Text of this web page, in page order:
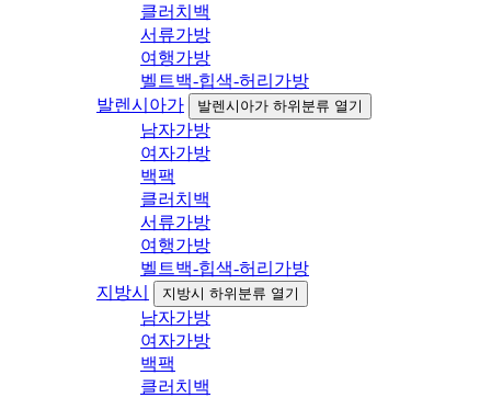
클러치백
서류가방
여행가방
벨트백-힙색-허리가방
발렌시아가
발렌시아가 하위분류 열기
남자가방
여자가방
백팩
클러치백
서류가방
여행가방
벨트백-힙색-허리가방
지방시
지방시 하위분류 열기
남자가방
여자가방
백팩
클러치백